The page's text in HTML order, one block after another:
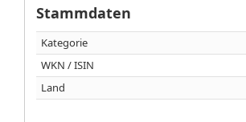
Stammdaten
Kategorie
WKN / ISIN
Land